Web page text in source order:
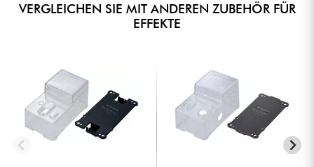
VERGLEICHEN SIE MIT ANDEREN ZUBEHÖR FÜR
EFFEKTE